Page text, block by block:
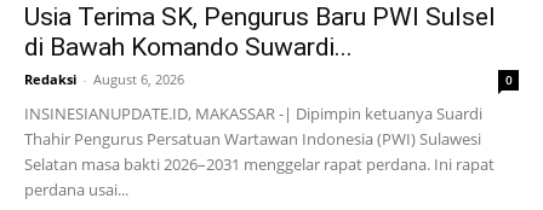
Usia Terima SK, Pengurus Baru PWI Sulsel
di Bawah Komando Suwardi...
Redaksi - August 6, 2026 0
INSINESIANUPDATE.ID, MAKASSAR -| Dipimpin ketuanya Suardi
Thahir Pengurus Persatuan Wartawan Indonesia (PWI) Sulawesi
Selatan masa bakti 2026–2031 menggelar rapat perdana. Ini rapat
perdana usai...